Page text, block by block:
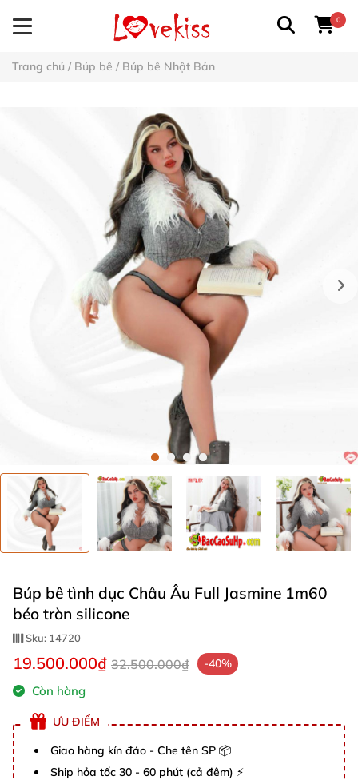
0
Trang chủ / Búp bê / Búp bê Nhật Bản
Búp bê tình dục Châu Âu Full Jasmine 1m60
béo tròn silicone
Sku: 14720
19.500.000₫ 32.500.000₫ -40%
Còn hàng
ƯU ĐIỂM
Giao hàng kín đáo - Che tên SP 📦
Ship hỏa tốc 30 - 60 phút (cả đêm) ⚡